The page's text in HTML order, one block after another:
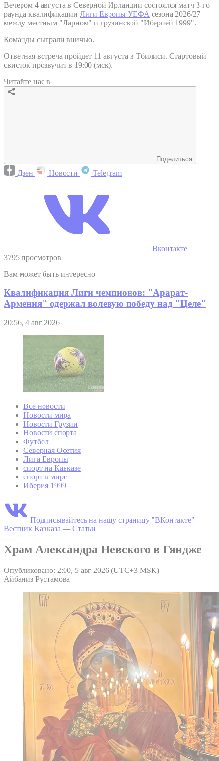
Вечером 4 августа в Северной Ирландии состоялся матч 3-го
раунда квалификации Лиги Европы УЕФА сезона 2026/27
между местным "Ларном" и грузинской "Иберией 1999".
Команды сыграли вничью.
Ответная встреча пройдет 11 августа в Тбилиси. Стартовый
свисток прозвучит в 19:00 (мск).
Читайте нас в
Поделиться
Дзен Новости Telegram
Вконтакте
3795 просмотров
Вам может быть интересно
Квалификация Лиги чемпионов: "Арарат-
Армения" одержал волевую победу над "Целе"
20:56, 4 авг 2026
Все новости
Новости мира
Новости Грузии
Новости спорта
Футбол
Северная Осетия
Лига Европы
спорт на Кавказе
спорт в мире
Иберия 1999
Подписывайтесь на нашу страницу "ВКонтакте"
Вестник Кавказа — Статьи
Храм Александра Невского в Гяндже
Опубликовано: 2:00, 5 авг 2026 (UTC+3 MSK)
Айбаниз Рустамова